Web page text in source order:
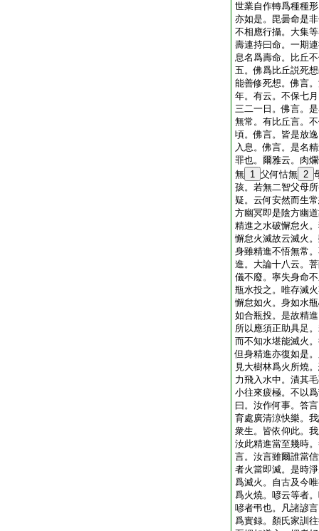
世業自作轉爲種種
亦如是。毘曇命是
不相應行攝。大集
壽連持曰命。一期
息名爲壽命。比丘
五。佛爲比丘説死
能善修死想。佛言
年。有云。不保七
三二一日。佛言。
無常。有比丘言。
頃。佛言。皆是放
入息。佛言。是名
罪也。爾雅云。肉
無 1 父何怙無 2
孩。若無二智父母
疑。云何安然而生
方幽冥即是陰方幽
精進之水破懈怠火
懈怠火滅故云滅火
身雖精進不悟無常
進。大論十八云。
儀不廢。寧失身命
瓶水投之。唯存滅
懈怠如火。身如水
如合瓶投。是故精
所以應須正助具足
而不知水堪能滅火
但身精進亦復如是
見大樹林爲火所燒
力飛入水中。漬其
小往來疲極。不以
曰。汝作何事。答
育處廣清涼快樂。
衆生。皆依仰此。
汝此精進當至幾時
言。汝言雖爾誰當
者火當即滅。是時
爲滅火。自古及今
爲火燒。喭云等者
喭者弔也。凡諸諺
爲實録。顏氏家訓